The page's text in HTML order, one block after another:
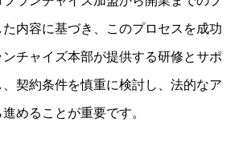
内容に基づき、このプロセスを成功
チャイズ本部が提供する研修とサポ
契約条件を慎重に検討し、法的なア
めることが重要です。